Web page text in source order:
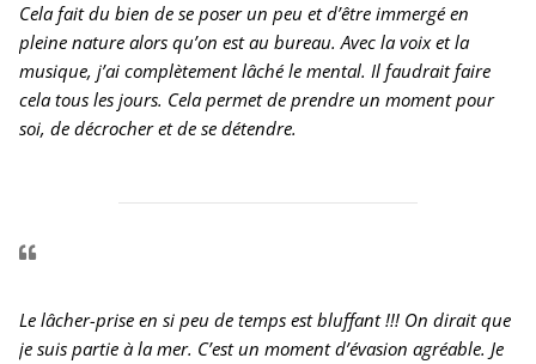
Cela fait du bien de se poser un peu et d’être immergé en
pleine nature alors qu’on est au bureau. Avec la voix et la
musique, j’ai complètement lâché le mental. Il faudrait faire
cela tous les jours. Cela permet de prendre un moment pour
soi, de décrocher et de se détendre.
Le lâcher-prise en si peu de temps est bluffant !!! On dirait que
je suis partie à la mer. C’est un moment d’évasion agréable. Je